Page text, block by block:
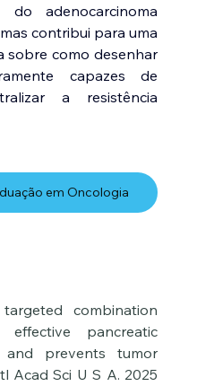
adenocarcinoma
contribui para uma
sobre como desenhar
capazes de
a resistência
em Oncologia
combination
effective pancreatic
and prevents tumor
Acad Sci U S A. 2025